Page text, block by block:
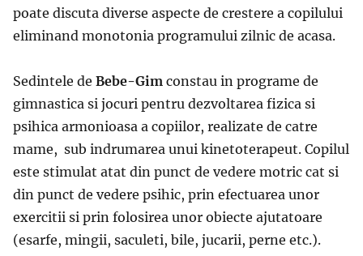
poate discuta diverse aspecte de crestere a copilului
eliminand monotonia programului zilnic de acasa.
Sedintele de Bebe-Gim constau in programe de
gimnastica si jocuri pentru dezvoltarea fizica si
psihica armonioasa a copiilor, realizate de catre
mame, sub indrumarea unui kinetoterapeut. Copilul
este stimulat atat din punct de vedere motric cat si
din punct de vedere psihic, prin efectuarea unor
exercitii si prin folosirea unor obiecte ajutatoare
(esarfe, mingii, saculeti, bile, jucarii, perne etc.).